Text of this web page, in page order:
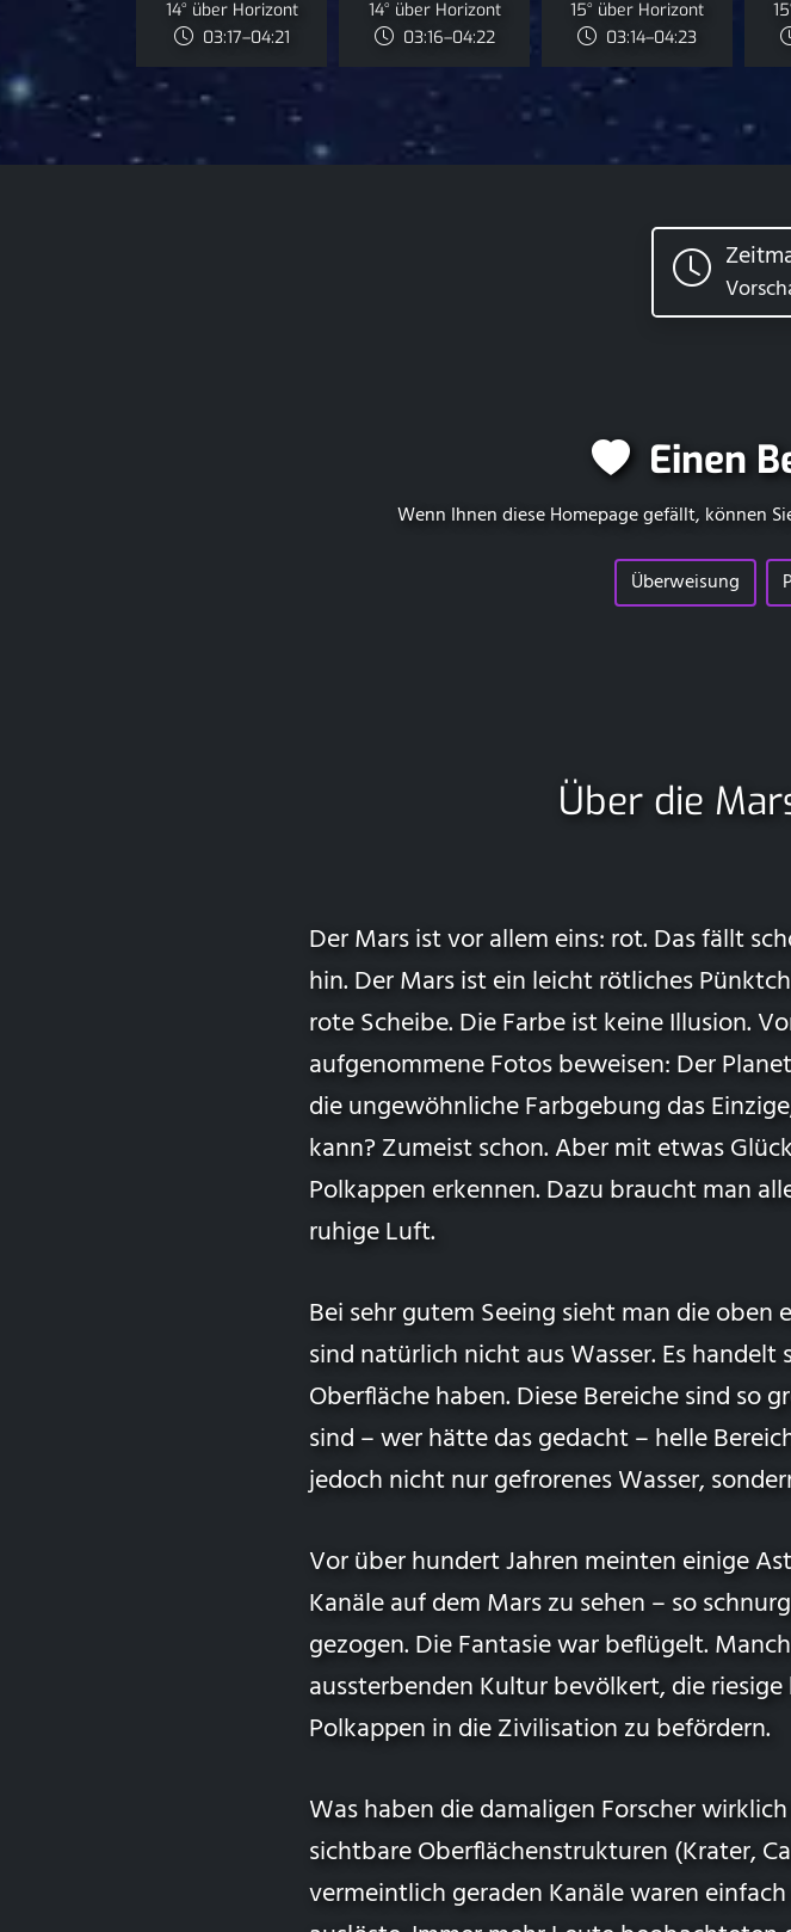
14° über Horizont
03:17–04:21
14° über Horizont
03:16–04:22
15° über Horizont
03:14–04:23
Einen
Wenn Ihnen diese Homepage gefällt, können
Überweisung
Über die
Der Mars ist vor allem eins: rot. Das fällt
hin. Der Mars ist ein leicht rötliches
rote Scheibe. Die Farbe ist keine Illusion.
aufgenommene Fotos beweisen: Der
die ungewöhnliche Farbgebung das
kann? Zumeist schon. Aber mit etwas
Polkappen erkennen. Dazu braucht man
ruhige Luft.
Bei sehr gutem Seeing sieht man die oben
sind natürlich nicht aus Wasser. Es
Oberfläche haben. Diese Bereiche sind so
sind – wer hätte das gedacht – helle
jedoch nicht nur gefrorenes Wasser,
Vor über hundert Jahren meinten einige
Kanäle auf dem Mars zu sehen – so
gezogen. Die Fantasie war beflügelt.
aussterbenden Kultur bevölkert, die
Polkappen in die Zivilisation zu befördern.
Was haben die damaligen Forscher
sichtbare Oberflächenstrukturen (Krater,
vermeintlich geraden Kanäle waren